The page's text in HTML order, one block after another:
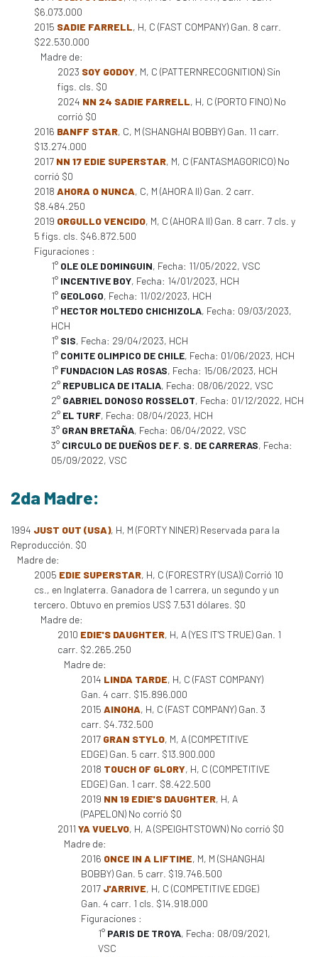
$6.073.000
2015 SADIE FARRELL, H, C (FAST COMPANY) Gan. 8 carr.
$22.530.000
Madre de:
2023 SOY GODOY, M, C (PATTERNRECOGNITION) Sin
figs. cls. $0
2024 NN 24 SADIE FARRELL, H, C (PORTO FINO) No
corrió $0
2016 BANFF STAR, C, M (SHANGHAI BOBBY) Gan. 11 carr.
$13.274.000
2017 NN 17 EDIE SUPERSTAR, M, C (FANTASMAGORICO) No
corrió $0
2018 AHORA O NUNCA, C, M (AHORA II) Gan. 2 carr.
$8.484.250
2019 ORGULLO VENCIDO, M, C (AHORA II) Gan. 8 carr. 7 cls. y
5 figs. cls. $46.872.500
Figuraciones :
1° OLE OLE DOMINGUIN, Fecha: 11/05/2022, VSC
1° INCENTIVE BOY, Fecha: 14/01/2023, HCH
1° GEOLOGO, Fecha: 11/02/2023, HCH
1° HECTOR MOLTEDO CHICHIZOLA, Fecha: 09/03/2023,
HCH
1° SIS, Fecha: 29/04/2023, HCH
1° COMITE OLIMPICO DE CHILE, Fecha: 01/06/2023, HCH
1° FUNDACION LAS ROSAS, Fecha: 15/06/2023, HCH
2° REPUBLICA DE ITALIA, Fecha: 08/06/2022, VSC
2° GABRIEL DONOSO ROSSELOT, Fecha: 01/12/2022, HCH
2° EL TURF, Fecha: 08/04/2023, HCH
3° GRAN BRETAÑA, Fecha: 06/04/2022, VSC
3° CIRCULO DE DUEÑOS DE F. S. DE CARRERAS, Fecha:
05/09/2022, VSC
2da Madre:
1994 JUST OUT (USA), H, M (FORTY NINER) Reservada para la
Reproducción. $0
Madre de:
2005 EDIE SUPERSTAR, H, C (FORESTRY (USA)) Corrió 10
cs., en Inglaterra. Ganadora de 1 carrera, un segundo y un
tercero. Obtuvo en premios US$ 7.531 dólares. $0
Madre de:
2010 EDIE'S DAUGHTER, H, A (YES IT'S TRUE) Gan. 1
carr. $2.265.250
Madre de:
2014 LINDA TARDE, H, C (FAST COMPANY)
Gan. 4 carr. $15.896.000
2015 AINOHA, H, C (FAST COMPANY) Gan. 3
carr. $4.732.500
2017 GRAN STYLO, M, A (COMPETITIVE
EDGE) Gan. 5 carr. $13.900.000
2018 TOUCH OF GLORY, H, C (COMPETITIVE
EDGE) Gan. 1 carr. $8.422.500
2019 NN 19 EDIE'S DAUGHTER, H, A
(PAPELON) No corrió $0
2011 YA VUELVO, H, A (SPEIGHTSTOWN) No corrió $0
Madre de:
2016 ONCE IN A LIFTIME, M, M (SHANGHAI
BOBBY) Gan. 5 carr. $19.746.500
2017 J'ARRIVE, H, C (COMPETITIVE EDGE)
Gan. 4 carr. 1 cls. $14.918.000
Figuraciones :
1° PARIS DE TROYA, Fecha: 08/09/2021,
VSC